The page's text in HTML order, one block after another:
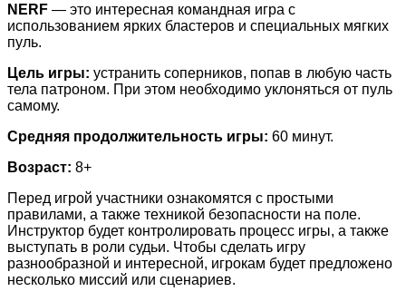
NERF — это интересная командная игра с
использованием ярких бластеров и специальных мягких
пуль.
Цель игры: устранить соперников, попав в любую часть
тела патроном. При этом необходимо уклоняться от пуль
самому.
Средняя продолжительность игры: 60 минут.
Возраст: 8+
Перед игрой участники ознакомятся с простыми
правилами, а также техникой безопасности на поле.
Инструктор будет контролировать процесс игры, а также
выступать в роли судьи. Чтобы сделать игру
разнообразной и интересной, игрокам будет предложено
несколько миссий или сценариев.